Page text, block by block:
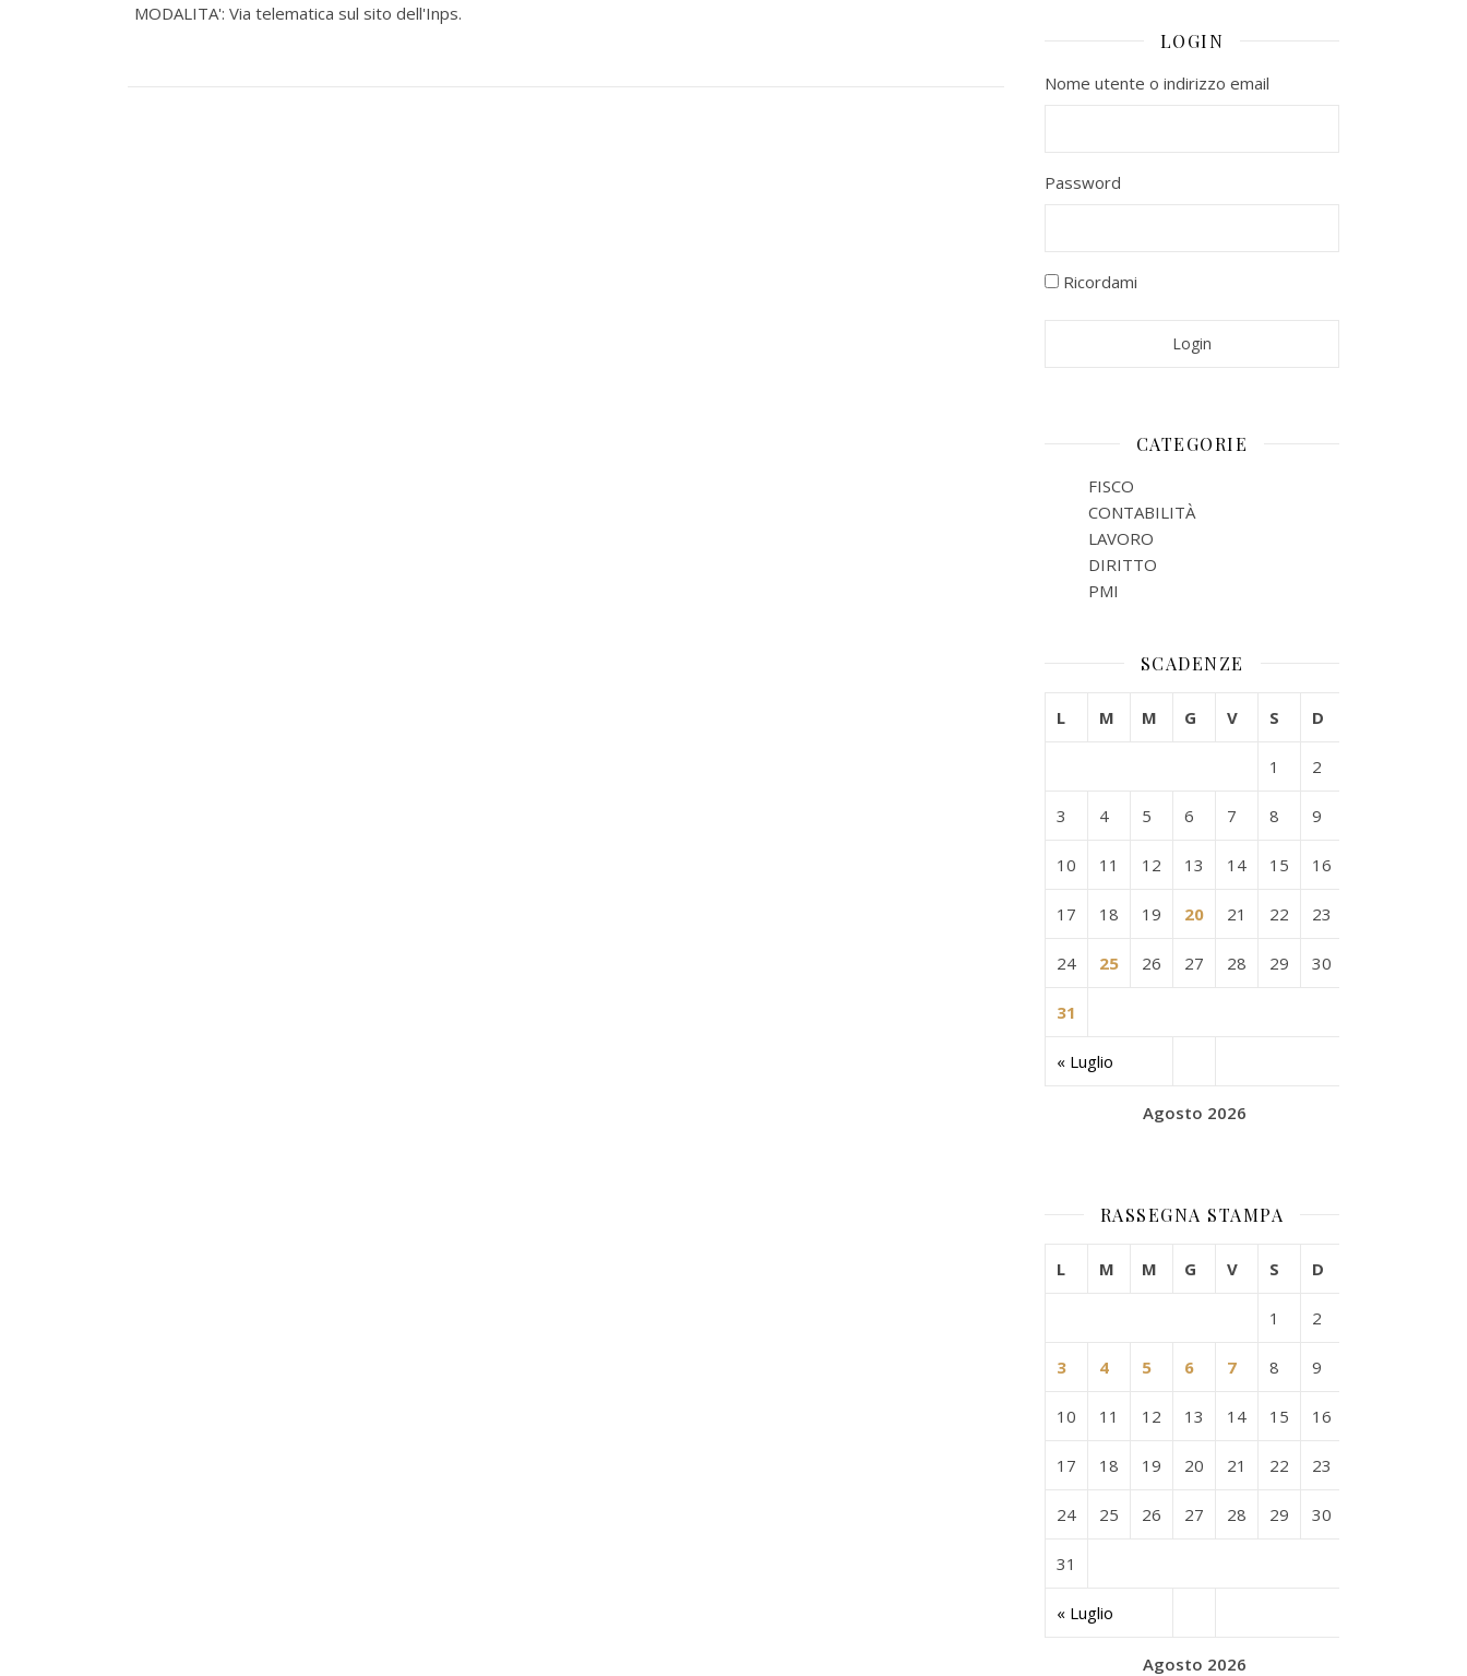
MODALITA': Via telematica sul sito dell'Inps.
LOGIN
Nome utente o indirizzo email
Password
Ricordami
CATEGORIE
FISCO
CONTABILITÀ
LAVORO
DIRITTO
PMI
SCADENZE
Agosto 2026
L M M G V S D
« Luglio
1 2
3 4 5 6 7 8 9
10 11 12 13 14 15 16
17 18 19 20 21 22 23
24 25 26 27 28 29 30
31
RASSEGNA STAMPA
Agosto 2026
L M M G V S D
« Luglio
1 2
3 4 5 6 7 8 9
10 11 12 13 14 15 16
17 18 19 20 21 22 23
24 25 26 27 28 29 30
31